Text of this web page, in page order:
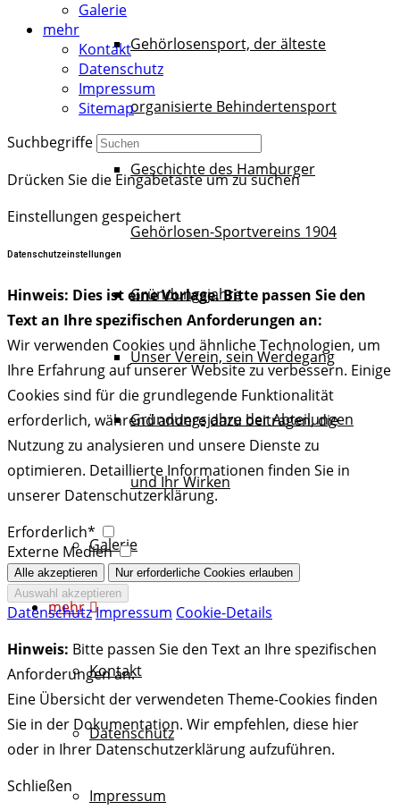
Gehörlosensport, der älteste
organisierte Behindertensport
Geschichte des Hamburger
Gehörlosen-Sportvereins 1904
Gründungsjahre
Unser Verein, sein Werdegang
Gründungsjahre der Abteilungen
und Ihr Wirken
Galerie
mehr
Kontakt
Datenschutz
Impressum
Galerie
mehr
Kontakt
Datenschutz
Impressum
Sitemap
Suchbegriffe
Drücken Sie die Eingabetaste um zu suchen
Einstellungen gespeichert
Datenschutzeinstellungen
Hinweis: Dies ist eine Vorlage. Bitte passen Sie den
Text an Ihre spezifischen Anforderungen an:
Wir verwenden Cookies und ähnliche Technologien, um
Ihre Erfahrung auf unserer Website zu verbessern. Einige
Cookies sind für die grundlegende Funktionalität
erforderlich, während andere dazu beitragen, die
Nutzung zu analysieren und unsere Dienste zu
optimieren. Detaillierte Informationen finden Sie in
unserer Datenschutzerklärung.
Erforderlich*
Externe Medien
DatenschutzImpressum Cookie-Details
Hinweis: Bitte passen Sie den Text an Ihre spezifischen
Anforderungen an.
Eine Übersicht der verwendeten Theme-Cookies finden
Sie in der Dokumentation. Wir empfehlen, diese hier
oder in Ihrer Datenschutzerklärung aufzuführen.
Schließen